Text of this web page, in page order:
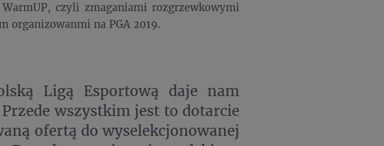
czyli zmaganiami rozgrzewkowymi
organizowanmi na PGA 2019.
Ligą Esportową daje nam
wszystkim jest to dotarcie
ofertą do wyselekcjonowanej